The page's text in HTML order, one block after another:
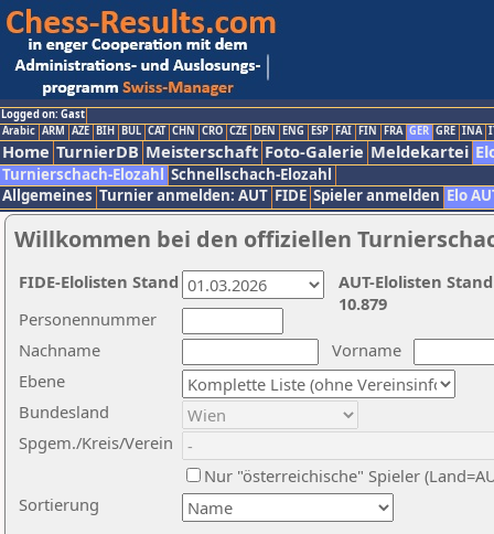
Logged on: Gast
Arabic ARM AZE BIH BUL CAT CHN CRO CZE DEN ENG ESP FAI FIN FRA GER GRE INA
Home TurnierDB Meisterschaft Foto-Galerie Meldekartei
Turnierschach-Elozahl Schnellschach-Elozahl
Allgemeines Turnier anmelden: AUT FIDE Spieler anmelden Elo
Willkommen bei den offiziellen
Nachname
Vorname
Ebene
Sortierung
Personennummer
Bundesland
Spgem./Kreis/Verein
Nur "österreichische" Spieler
AUT-Elolisten
10.879
FIDE-Elolisten Stand